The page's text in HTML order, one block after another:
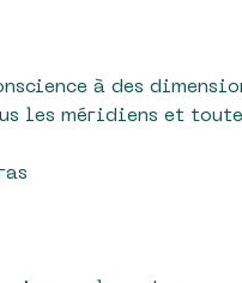
à des
les méridiens et